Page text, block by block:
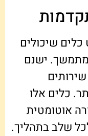
שיכולים
מתמשך. ישנם
כלים אלו
אוטומטית
שלב בתהליך.